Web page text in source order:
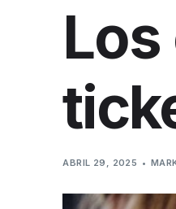
ABRIL 29, 2025